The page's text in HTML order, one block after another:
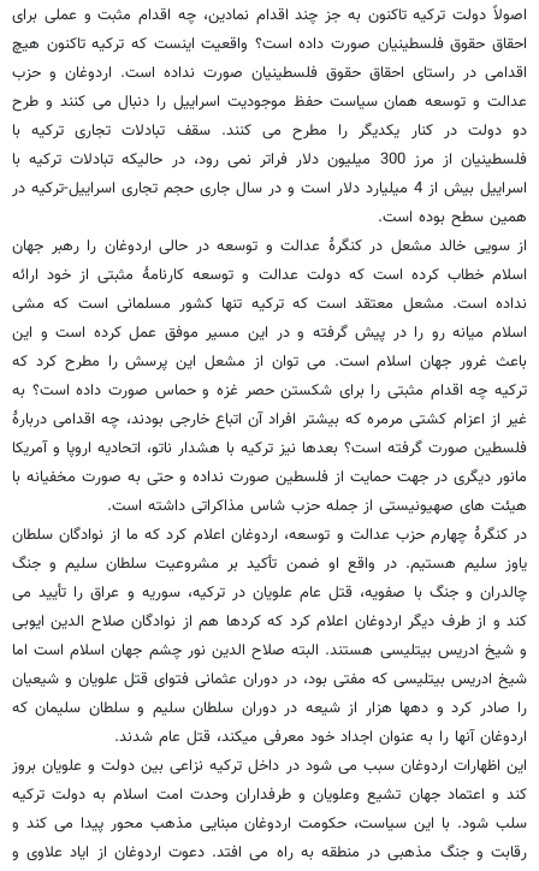
اصولاً دولت ترکیه تاکنون به جز چند اقدام نمادین، چه اقدام مثبت و عملی برای
احقاق حقوق فلسطینیان صورت داده است؟ واقعیت اینست که ترکیه تاکنون هیچ
اقدامی در راستای احقاق حقوق فلسطینیان صورت نداده است. اردوغان و حزب
عدالت و توسعه همان سیاست حفظ موجودیت اسراییل را دنبال می کنند و طرح
دو دولت در کنار یکدیگر را مطرح می کنند. سقف تبادلات تجاری ترکیه با
فلسطینیان از مرز 300 میلیون دلار فراتر نمی رود، در حالیکه تبادلات ترکیه با
اسراییل بیش از 4 میلیارد دلار است و در سال جاری حجم تجاری اسراییل-ترکیه در
همین سطح بوده است.
از سویی خالد مشعل در کنگرۀ عدالت و توسعه در حالی اردوغان را رهبر جهان
اسلام خطاب کرده است که دولت عدالت و توسعه کارنامۀ مثبتی از خود ارائه
نداده است. مشعل معتقد است که ترکیه تنها کشور مسلمانی است که مشی
اسلام میانه رو را در پیش گرفته و در این مسیر موفق عمل کرده است و این
باعث غرور جهان اسلام است. می توان از مشعل این پرسش را مطرح کرد که
ترکیه چه اقدام مثبتی را برای شکستن حصر غزه و حماس صورت داده است؟ به
غیر از اعزام کشتی مرمره که بیشتر افراد آن اتباع خارجی بودند، چه اقدامی دربارۀ
فلسطین صورت گرفته است؟ بعدها نیز ترکیه با هشدار ناتو، اتحادیه اروپا و آمریکا
مانور دیگری در جهت حمایت از فلسطین صورت نداده و حتی به صورت مخفیانه با
هیئت های صهیونیستی از جمله حزب شاس مذاکراتی داشته است.
در کنگرۀ چهارم حزب عدالت و توسعه، اردوغان اعلام کرد که ما از نوادگان سلطان
یاوز سلیم هستیم. در واقع او ضمن تأکید بر مشروعیت سلطان سلیم و جنگ
چالدران و جنگ با صفویه، قتل عام علویان در ترکیه، سوریه و عراق را تأیید می
کند و از طرف دیگر اردوغان اعلام کرد که کردها هم از نوادگان صلاح الدین ایوبی
و شیخ ادریس بیتلیسی هستند. البته صلاح الدین نور چشم جهان اسلام است اما
شیخ ادریس بیتلیسی که مفتی بود، در دوران عثمانی فتوای قتل علویان و شیعیان
را صادر کرد و دهها هزار از شیعه در دوران سلطان سلیم و سلطان سلیمان که
اردوغان آنها را به عنوان اجداد خود معرفی میکند، قتل عام شدند.
این اظهارات اردوغان سبب می شود در داخل ترکیه نزاعی بین دولت و علویان بروز
کند و اعتماد جهان تشیع وعلویان و طرفداران وحدت امت اسلام به دولت ترکیه
سلب شود. با این سیاست، حکومت اردوغان مبنایی مذهب محور پیدا می کند و
رقابت و جنگ مذهبی در منطقه به راه می افتد. دعوت اردوغان از ایاد علاوی و